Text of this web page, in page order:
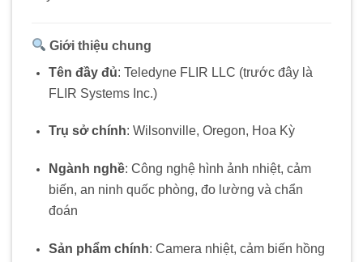
Giới thiệu chung
Tên đầy đủ: Teledyne FLIR LLC (trước đây là
FLIR Systems Inc.)
Trụ sở chính: Wilsonville, Oregon, Hoa Kỳ
Ngành nghề: Công nghệ hình ảnh nhiệt, cảm
biến, an ninh quốc phòng, đo lường và chẩn
đoán
Sản phẩm chính: Camera nhiệt, cảm biến hồng